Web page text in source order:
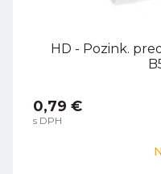
HD - Pozink.
0,79 €
s DPH